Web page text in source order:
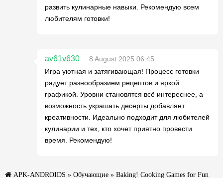
развить кулинарные навыки. Рекомендую всем
любителям готовки!
av61v630
8 August 2025 06:45
Игра уютная и затягивающая! Процесс готовки
радует разнообразием рецептов и яркой
графикой. Уровни становятся всё интереснее, а
возможность украшать десерты добавляет
креативности. Идеально подходит для любителей
кулинарии и тех, кто хочет приятно провести
время. Рекомендую!
APK-ANDROIDS » Обучающие » Baking! Cooking Games for Fun